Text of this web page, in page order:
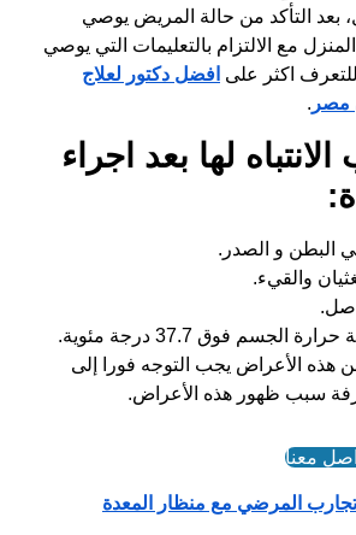
بعد التأكد من حالة المريض يوصي
مع الالتزام بالتعليمات التي يوصي
اكثر على افضل دكتور لعلاج
مصر .
لها بعد اجراء
البطن و الصدر.
والقيء.
الجسم فوق 37.7 درجة مئوية.
هذه الأعراض يجب التوجه فورا إلى
سبب ظهور هذه الأعراض.
معنا
تجارب المرضي مع منظار المعدة